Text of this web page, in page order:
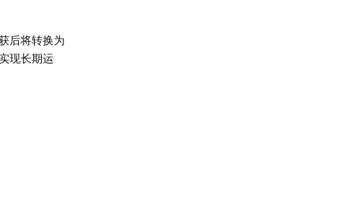
后将转换为
现长期运